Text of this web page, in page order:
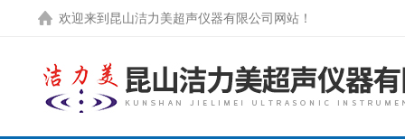
欢迎来到 昆山洁力美超声仪器有限公司网站 ！